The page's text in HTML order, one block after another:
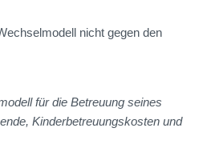
nicht gegen den
für die Betreuung seines
Kinderbetreuungskosten und